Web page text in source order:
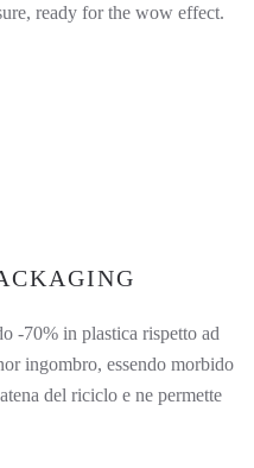
ready for the wow effect.
-70% in plastica rispetto ad
ingombro, essendo morbido
del riciclo e ne permette